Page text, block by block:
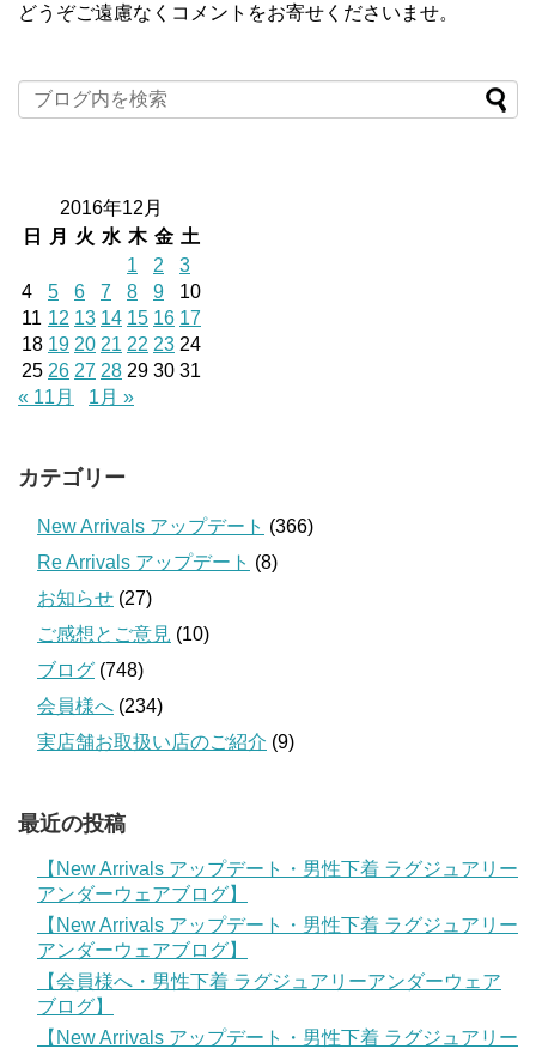
どうぞご遠慮なくコメントをお寄せくださいませ。
2016年12月
日
月 火 水 木 金 土
1
2
3
4
5 6 7 8 9
10
11 12 13 14 15 16 17
18 19 20 21 22 23 24
25 26 27 28 29 30 31
« 11月
1月 »
カテゴリー
New Arrivals アップデート (366)
Re Arrivals アップデート (8)
お知らせ (27)
ご感想とご意見 (10)
ブログ (748)
会員様へ (234)
実店舗お取扱い店のご紹介 (9)
最近の投稿
【New Arrivals アップデート・男性下着 ラグジュアリー
アンダーウェアブログ】
【New Arrivals アップデート・男性下着 ラグジュアリー
アンダーウェアブログ】
【会員様へ・男性下着 ラグジュアリーアンダーウェア
ブログ】
【New Arrivals アップデート・男性下着 ラグジュアリー